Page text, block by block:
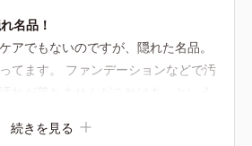
名品！
アでもないのですが、隠れた名品。
てます。 ファンデーションなどで汚
せ馴染ませてすすぐだけであっとい
続きを見る